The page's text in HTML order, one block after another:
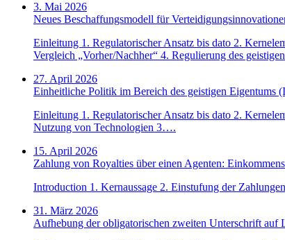
3. Mai 2026
Neues Beschaffungsmodell für
Einleitung 1. Regulatorischer Ansatz bis dato 2.
Vergleich „Vorher/Nachher“ 4. Regulierung des
27. April 2026
Einheitliche Politik im Bereich des geistigen Eigentums
Einleitung 1. Regulatorischer Ansatz bis dato 2.
Nutzung von Technologien 3….
15. April 2026
Zahlung von Royalties über einen Agenten:
Introduction 1. Kernaussage 2. Einstufung der
31. März 2026
Aufhebung der obligatorischen zweiten Unterschrift auf